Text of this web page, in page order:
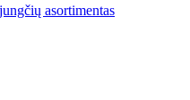
asortimentas